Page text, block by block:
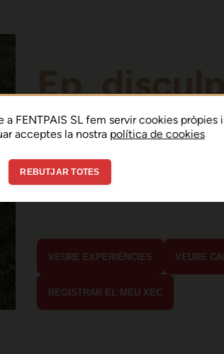
Ep,
Sembla que hi ha
error de connexió
En menys de 15 segons hauria
VEURE EXPERIÈNCIES VEURE
REGISTRAR EL MEU XEC
FENTPAIS SL fem servir cookies pròpies
acceptes la nostra política de cookies
REBUTJAR TOTES